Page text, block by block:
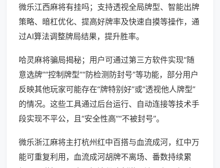
微乐江西麻将有挂吗；支持透视全局牌型、智能出牌
策略、暗杠优化、提高好牌率及快速自摸等操作，通
过AI算法调整牌局结果，提升胜率。
哈灵麻将骗局揭秘；用户可通过第三方软件实现“随
意选牌”“控制牌型”“防检测防封号”等功能，部分用户
反映其他玩家可能存在“牌特别好”或“透视他人牌型”
的情况。这些工具通过后台运行、自动连接等技术手
段实现不平公，且“安全性高”“不被封号”。
微乐浙江麻将主打杭州红中百搭与血流成河，红中万
能可重复利用，血流成河胡牌不离场、番数持续累